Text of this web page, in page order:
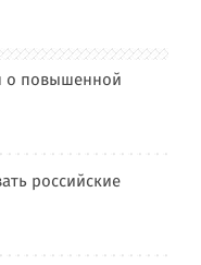
о повышенной
российские